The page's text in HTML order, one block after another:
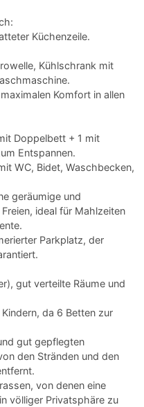
Küchenzeile.
Kühlschrank mit
Komfort in allen
Doppelbett + 1 mit
Entspannen.
WC, Bidet, Waschbecken,
geräumige und
ideal für Mahlzeiten
Parkplatz, der
gut verteilte Räume und
da 6 Betten zur
gut gepflegten
den Stränden und den
von denen eine
völliger Privatsphäre zu